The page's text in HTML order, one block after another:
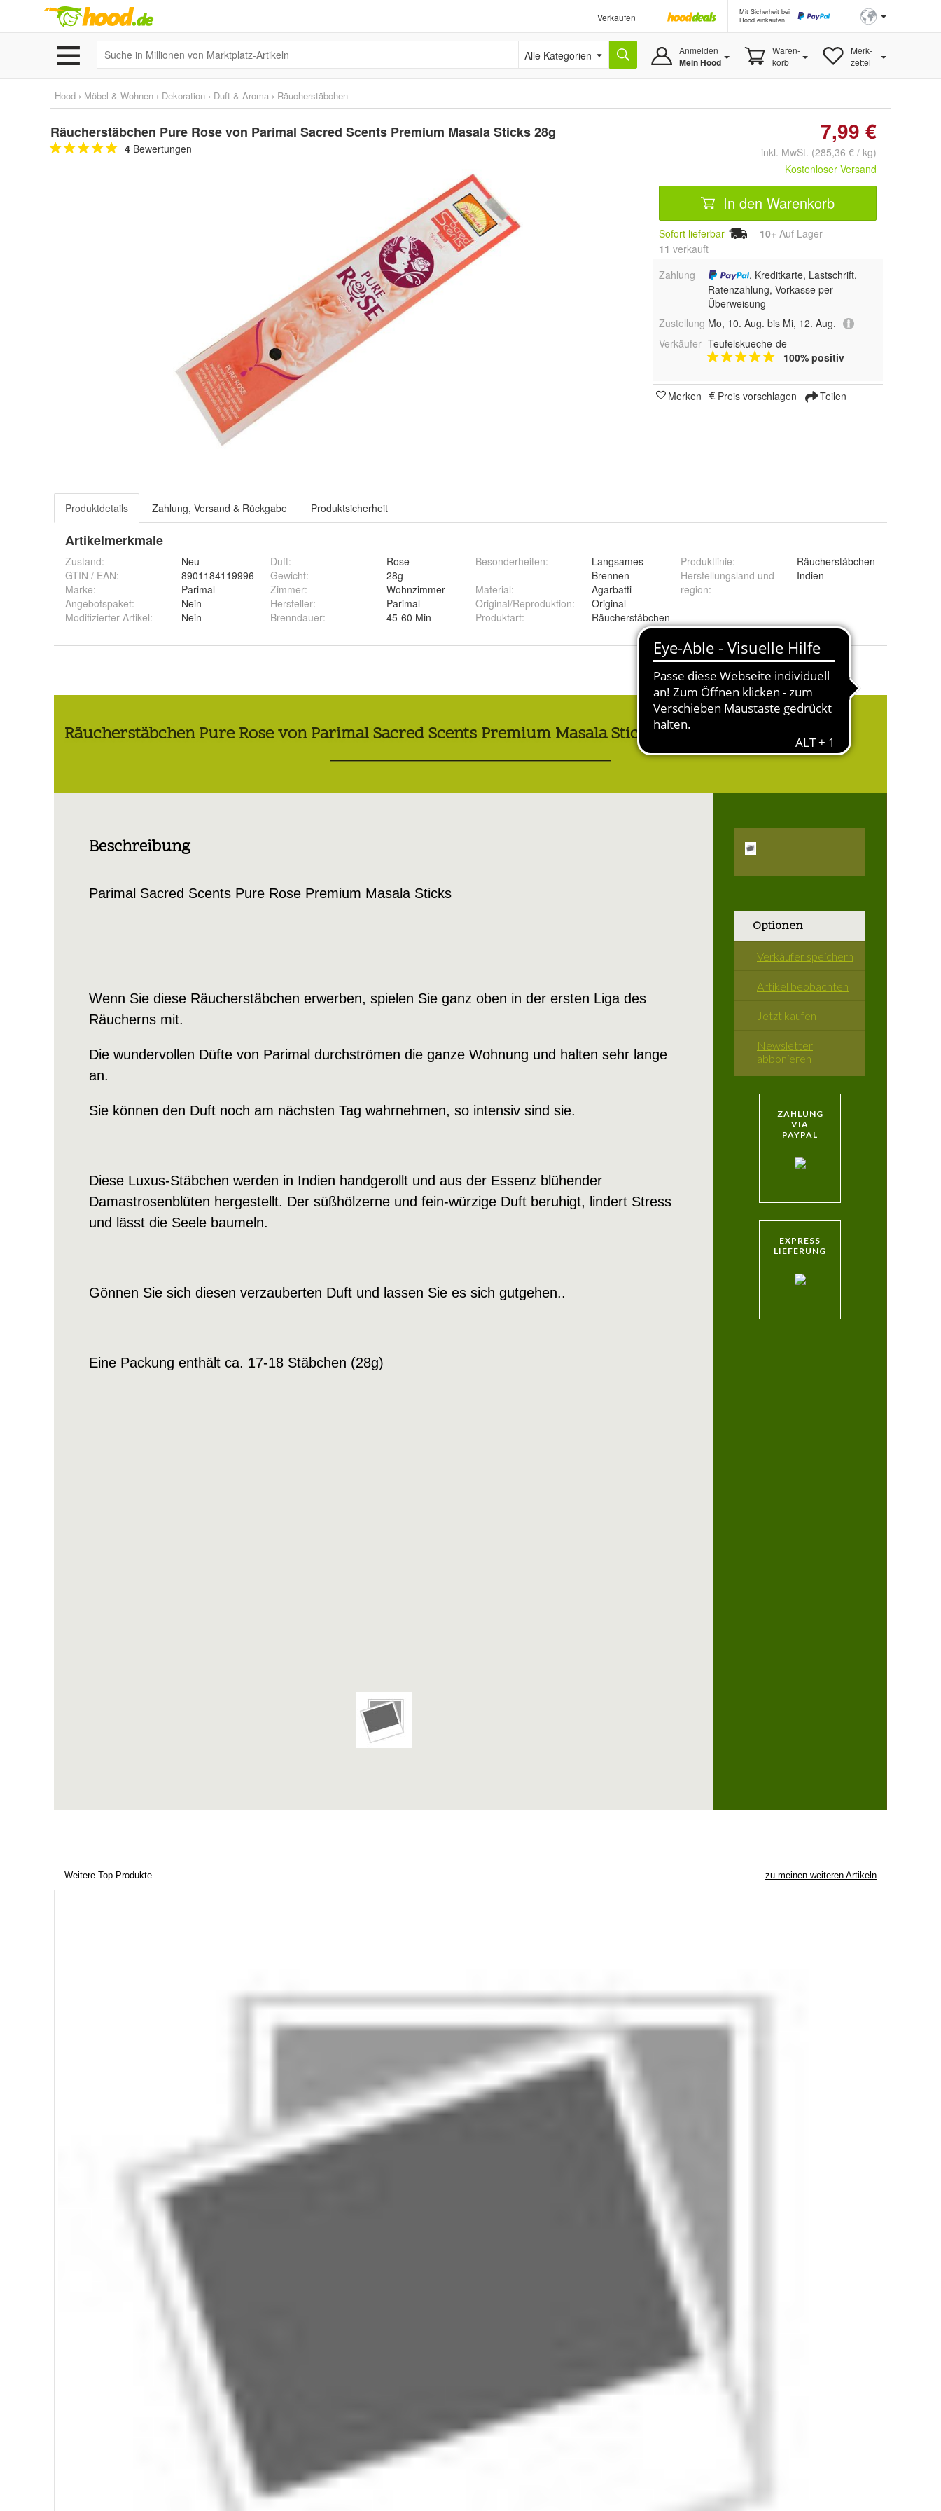
Verkaufen
Mit Sicherheit bei
Hood einkaufen
Alle Kategorien Anmelden
Mein Hood
Waren-
korb
Merk-
zettel
Hood › Möbel & Wohnen › Dekoration › Duft & Aroma › Räucherstäbchen
Räucherstäbchen Pure Rose von Parimal Sacred Scents Premium Masala Sticks 28g
4 Bewertungen
7,99 €
inkl. MwSt. (285,36 € / kg)
Kostenloser Versand
In den Warenkorb
Sofort lieferbar 10+ Auf Lager
11 verkauft
Zahlung
, Kreditkarte, Lastschrift,
Ratenzahlung, Vorkasse per
Überweisung
Zustellung Mo, 10. Aug. bis Mi, 12. Aug.
Verkäufer Teufelskueche-de
100% positiv
Merken Preis vorschlagen Teilen
Produktdetails Zahlung, Versand & Rückgabe Produktsicherheit
Artikelmerkmale
Zustand:
Neu
GTIN / EAN:
8901184119996
Marke:
Parimal
Angebotspaket:
Nein
Modifizierter Artikel: Nein
Duft:
Rose
Gewicht:
28g
Zimmer:
Wohnzimmer
Hersteller:
Parimal
Brenndauer: 45-60 Min
Besonderheiten:
Langsames
Brennen
Material:
Agarbatti
Original/Reproduktion:
Original
Produktart: Räucherstäbchen
Produktlinie:
Räucherstäbchen
Herstellungsland und -
region:
Indien